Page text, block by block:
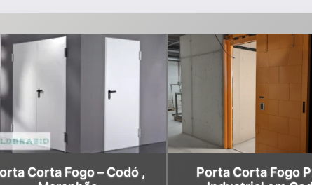
Corta Fogo – Codó ,
Porta Corta Fogo